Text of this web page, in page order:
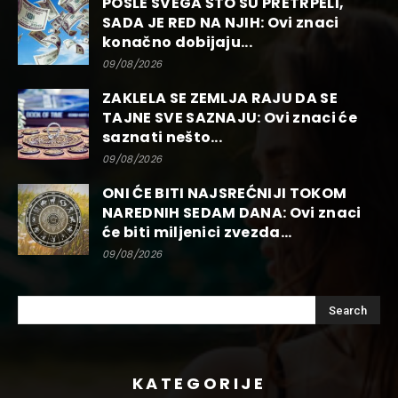
SADA JE RED NA NJIH: Ovi znaci
konačno dobijaju...
09/08/2026
ZAKLELA SE ZEMLJA RAJU DA SE
TAJNE SVE SAZNAJU: Ovi znaci će
saznati nešto...
09/08/2026
ONI ĆE BITI NAJSREĆNIJI TOKOM
NAREDNIH SEDAM DANA: Ovi znaci
će biti miljenici zvezda...
09/08/2026
KATEGORIJE